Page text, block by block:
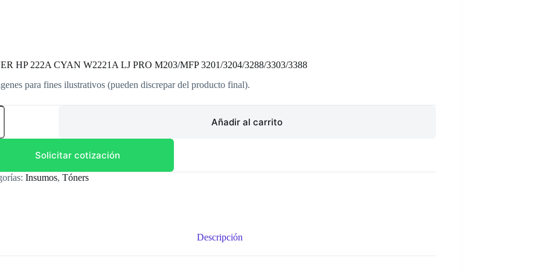
HP 222A CYAN W2221A LJ PRO M203/MFP 3201/3204/3288/3303/3388
para fines ilustrativos (pueden discrepar del producto final).
MFP
Añadir al carrito
Solicitar cotización
Insumos, Tóners
Descripción